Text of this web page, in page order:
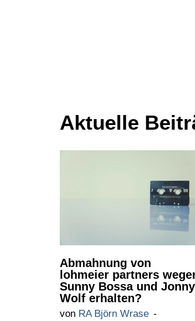
Aktuelle
Abmahnung von
lohmeier partners
Sunny Bossa und Jonny
Wolf erhalten?
von RA Björn Wrase